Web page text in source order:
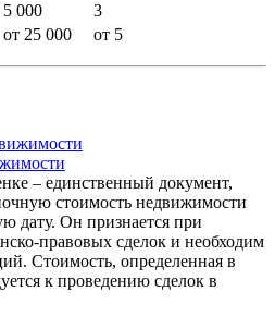
5 000
3
от 25 000 от 5
– единственный документ,
стоимость недвижимости
дату. Он признается при
правовых сделок и необходим
Стоимость, определенная в
к проведению сделок в